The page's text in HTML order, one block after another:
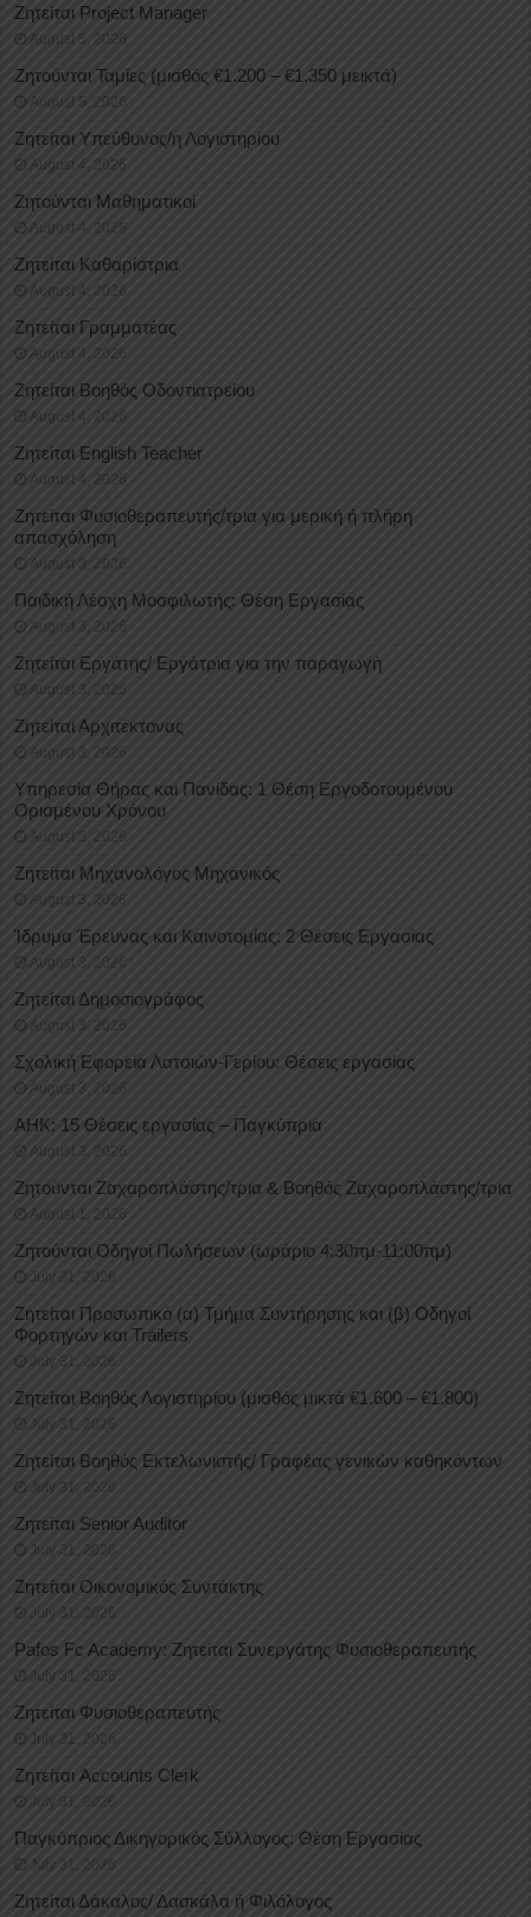
Ζητείται Project Manager
August 5, 2026
Ζητούνται Ταμίες (μισθός €1.200 – €1.350 μεικτά)
August 5, 2026
Ζητείται Υπεύθυνος/η Λογιστηρίου
August 4, 2026
Ζητούνται Μαθηματικοί
August 4, 2026
Ζητείται Καθαρίστρια
August 4, 2026
Ζητείται Γραμματέας
August 4, 2026
Ζητείται Βοηθός Οδοντιατρείου
August 4, 2026
Ζητείται English Teacher
August 4, 2026
Ζητείται Φυσιοθεραπευτής/τρια για μερική ή πλήρη
απασχόληση
August 3, 2026
Παιδική Λέσχη Μοσφιλωτής: Θέση Εργασίας
August 3, 2026
Ζητείται Εργάτης/ Εργάτρια για την παραγωγή
August 3, 2026
Ζητείται Αρχιτέκτονας
August 3, 2026
Υπηρεσία Θήρας και Πανίδας: 1 Θέση Eργοδοτουμένου
Oρισμένου Xρόνου
August 3, 2026
Ζητείται Μηχανολόγος Μηχανικός
August 3, 2026
Ίδρυμα Έρευνας και Καινοτομίας: 2 Θέσεις Εργασίας
August 3, 2026
Ζητείται Δημοσιογράφος
August 3, 2026
Σχολική Εφορεία Λατσιών-Γερίου: Θέσεις εργασίας
August 3, 2026
ΑΗΚ: 15 Θέσεις εργασίας – Παγκύπρια
August 3, 2026
Ζητούνται Ζαχαροπλάστης/τρια & Βοηθός Ζαχαροπλάστης/τρια
August 1, 2026
Ζητούνται Οδηγοί Πωλήσεων (ωράριο 4:30πμ-11:00πμ)
July 31, 2026
Ζητείται Προσωπικό (α) Τμήμα Συντήρησης και (β) Οδηγοί
Φορτηγών και Trailers
July 31, 2026
Ζητείται Βοηθός Λογιστηρίου (μισθός μικτά €1.600 – €1.800)
July 31, 2026
Ζητείται Βοηθός Εκτελωνιστής/ Γραφέας γενικών καθηκόντων
July 31, 2026
Ζητείται Senior Auditor
July 31, 2026
Ζητείται Οικονομικός Συντάκτης
July 31, 2026
Pafos Fc Academy: Ζητείται Συνεργάτης Φυσιοθεραπευτής
July 31, 2026
Ζητείται Φυσιοθεραπευτής
July 31, 2026
Ζητείται Accounts Clerk
July 31, 2026
Παγκύπριος Δικηγορικός Σύλλογος: Θέση Εργασίας
July 31, 2026
Ζητείται Δάκαλος/ Δασκάλα ή Φιλόλογος